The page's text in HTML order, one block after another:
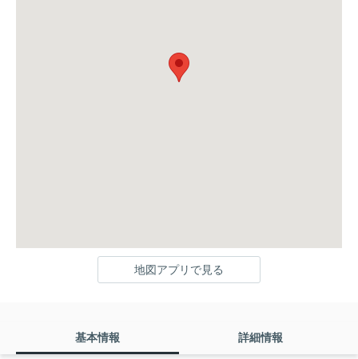
地図アプリで見る
基本情報 詳細情報